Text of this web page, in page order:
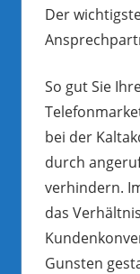
Der
So gut Sie
bei der
durch
verhindern.
das
Gunsten